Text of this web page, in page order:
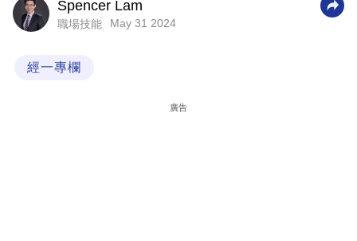
商
業
Spencer Lam
職場技能 May 31 2024
經一專欄
廣告